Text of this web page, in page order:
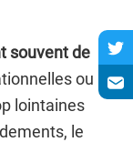
souvent de
ou
lointaines
le